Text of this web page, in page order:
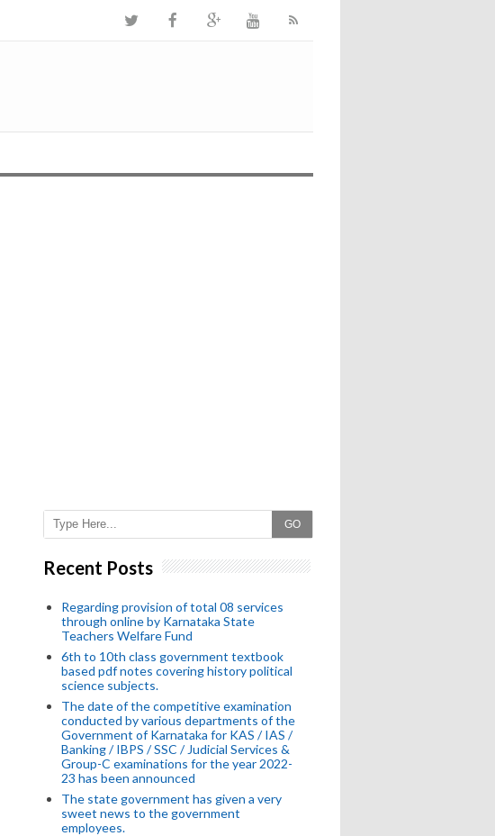
GO
Recent Posts
Regarding provision of total 08 services
through online by Karnataka State
Teachers Welfare Fund
6th to 10th class government textbook
based pdf notes covering history political
science subjects.
The date of the competitive examination
conducted by various departments of the
Government of Karnataka for KAS / IAS /
Banking / IBPS / SSC / Judicial Services &
Group-C examinations for the year 2022-
23 has been announced
The state government has given a very
sweet news to the government
employees.